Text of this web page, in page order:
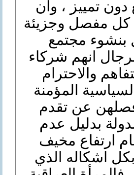
تمييز ، وان
مفصل وجزيئة
بنشوء مجتمع
انهم شركاء
والاحترام
المؤمنة
عن تقدم
بدليل عدم
ارتفاع مخيف
اشكاله الذي